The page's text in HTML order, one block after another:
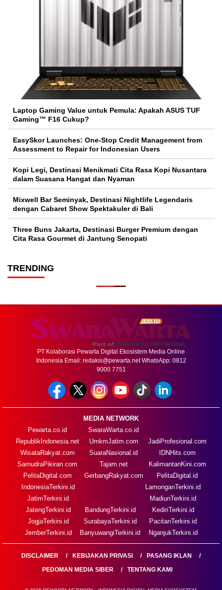
Laptop Gaming Value untuk Pemula: Apakah ASUS TUF
Gaming™ F16 Cukup?
EasySkor Launches: One-Stop Credit Management from
Assessment to Repair for Indonesian Users
Kopi Legi, Destinasi Menikmati Cita Rasa Kopi Nusantara
dalam Suasana Hangat dan Nyaman
Mixwell Bar Seminyak, Destinasi Nightlife Legendaris
dengan Cabaret Show Spektakuler di Bali
Three Buns Jakarta, Destinasi Burger Premium dengan
Cita Rasa Gourmet di Jantung Senopati
TRENDING
PT Kolaborasi Pewarta Digital Ekosistem Media Online
Indonesia Email: redaksi@pewarta.netWhatsApp: 0812
9000 7751
MEDIA NETWORK
Pewarta.co.id
RepublikIndonesia.net
WisataRakyat.com
SamudraPikiran.com
PelitaDigital.com
SwaraWarta.co.id
UmkmJatim.com
SuaraNasional.id
Tajam.net
GerbangRakyat.com
JadiProfesional.com
IDNHits.com
KalimantanKini.com
PelitaDigital.id
IndonesiaTerkini.id
JatimTerkini.id
JatengTerkini.id
JogjaTerkini.id
JemberTerkini.id
BandungTerkini.id
SurabayaTerkini.id
BanyuwangiTerkini.id
LamonganTerkini.id
MadiunTerkini.id
KediriTerkini.id
PacitanTerkini.id
NganjukTerkini.id
DISCLAIMER KEBIJAKAN PRIVASI
PASANG IKLAN
PEDOMAN MEDIA SIBER
TENTANG KAMI